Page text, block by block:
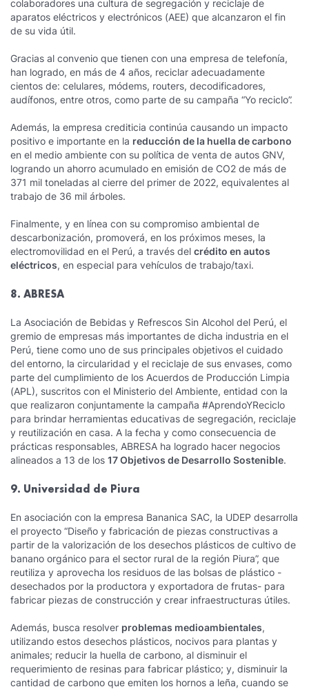
colaboradores una cultura de segregación y reciclaje de
aparatos eléctricos y electrónicos (AEE) que alcanzaron el fin
de su vida útil.
Gracias al convenio que tienen con una empresa de telefonía,
han logrado, en más de 4 años, reciclar adecuadamente
cientos de: celulares, módems, routers, decodificadores,
audífonos, entre otros, como parte de su campaña “Yo reciclo”.
Además, la empresa crediticia continúa causando un impacto
positivo e importante en la reducción de la huella de carbono
en el medio ambiente con su política de venta de autos GNV,
logrando un ahorro acumulado en emisión de CO2 de más de
371 mil toneladas al cierre del primer de 2022, equivalentes al
trabajo de 36 mil árboles.
Finalmente, y en línea con su compromiso ambiental de
descarbonización, promoverá, en los próximos meses, la
electromovilidad en el Perú, a través del crédito en autos
eléctricos, en especial para vehículos de trabajo/taxi.
8. ABRESA
La Asociación de Bebidas y Refrescos Sin Alcohol del Perú, el
gremio de empresas más importantes de dicha industria en el
Perú, tiene como uno de sus principales objetivos el cuidado
del entorno, la circularidad y el reciclaje de sus envases, como
parte del cumplimiento de los Acuerdos de Producción Limpia
(APL), suscritos con el Ministerio del Ambiente, entidad con la
que realizaron conjuntamente la campaña #AprendoYReciclo
para brindar herramientas educativas de segregación, reciclaje
y reutilización en casa. A la fecha y como consecuencia de
prácticas responsables, ABRESA ha logrado hacer negocios
alineados a 13 de los 17 Objetivos de Desarrollo Sostenible.
9. Universidad de Piura
En asociación con la empresa Bananica SAC, la UDEP desarrolla
el proyecto “Diseño y fabricación de piezas constructivas a
partir de la valorización de los desechos plásticos de cultivo de
banano orgánico para el sector rural de la región Piura”, que
reutiliza y aprovecha los residuos de las bolsas de plástico -
desechados por la productora y exportadora de frutas- para
fabricar piezas de construcción y crear infraestructuras útiles.
Además, busca resolver problemas medioambientales,
utilizando estos desechos plásticos, nocivos para plantas y
animales; reducir la huella de carbono, al disminuir el
requerimiento de resinas para fabricar plástico; y, disminuir la
cantidad de carbono que emiten los hornos a leña, cuando se